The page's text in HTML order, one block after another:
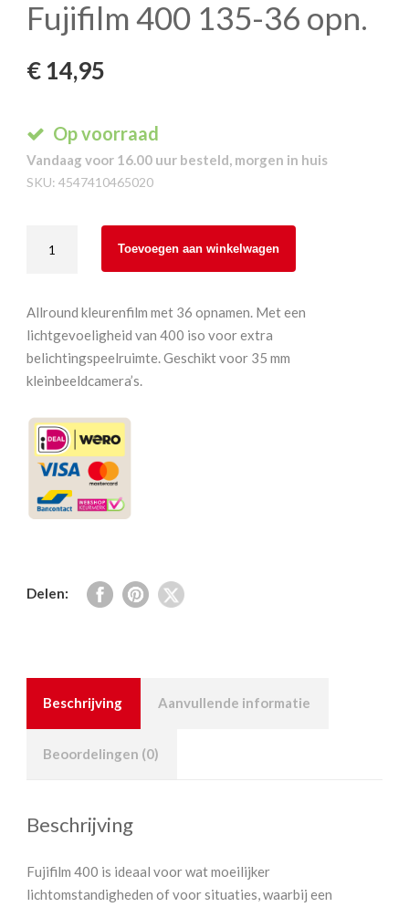
Fujifilm 400 135-36 opn.
€ 14,95
Op voorraad
Vandaag voor 16.00 uur besteld, morgen in huis
SKU: 4547410465020
400
36
opn.
aantal
Toevoegen aan winkelwagen
Allround kleurenfilm met 36 opnamen. Met een
lichtgevoeligheid van 400 iso voor extra
belichtingspeelruimte. Geschikt voor 35 mm
kleinbeeldcamera’s.
Delen:
Beschrijving Aanvullende informatie
Beoordelingen (0)
Beschrijving
Fujifilm 400 is ideaal voor wat moeilijker
lichtomstandigheden of voor situaties, waarbij een